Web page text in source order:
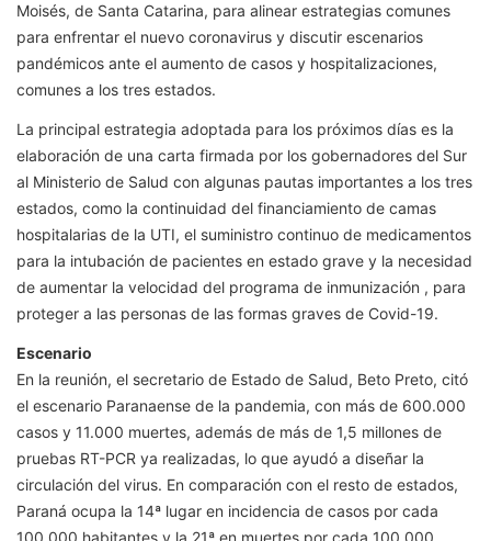
Moisés, de Santa Catarina, para alinear estrategias comunes
para enfrentar el nuevo coronavirus y discutir escenarios
pandémicos ante el aumento de casos y hospitalizaciones,
comunes a los tres estados.
La principal estrategia adoptada para los próximos días es la
elaboración de una carta firmada por los gobernadores del Sur
al Ministerio de Salud con algunas pautas importantes a los tres
estados, como la continuidad del financiamiento de camas
hospitalarias de la UTI, el suministro continuo de medicamentos
para la intubación de pacientes en estado grave y la necesidad
de aumentar la velocidad del programa de inmunización , para
proteger a las personas de las formas graves de Covid-19.
Escenario
En la reunión, el secretario de Estado de Salud, Beto Preto, citó
el escenario Paranaense de la pandemia, con más de 600.000
casos y 11.000 muertes, además de más de 1,5 millones de
pruebas RT-PCR ya realizadas, lo que ayudó a diseñar la
circulación del virus. En comparación con el resto de estados,
Paraná ocupa la 14ª lugar en incidencia de casos por cada
100.000 habitantes y la 21ª en muertes por cada 100.000